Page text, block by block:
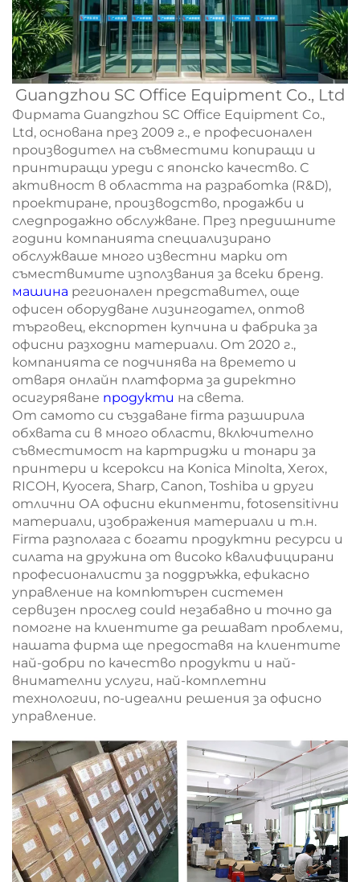
Guangzhou SC Office Equipment Co., Ltd
Фирмата Guangzhou SC Office Equipment Co.,
Ltd, основана през 2009 г., е професионален
производител на съвместими копиращи и
принтиращи уреди с японско качество. С
активност в областта на разработка (R&D),
проектиране, производство, продажби и
следпродажно обслужване. През предишните
години компанията специализирано
обслужваше много известни марки от
съмествимите използвания за всеки бренд.
машина регионален представител, още
офисен оборудване лизингодател, оптов
търговец, експортен купчина и фабрика за
офисни разходни материали. От 2020 г.,
компанията се подчинява на времето и
отваря онлайн платформа за директно
осигуряване продукти на света.
От самото си създаване firma разширила
обхвата си в много области, включително
съвместимост на картриджи и тонари за
принтери и ксерокси на Konica Minolta, Xerox,
RICOH, Kyocera, Sharp, Canon, Toshiba и други
отлични ОА офисни екипменти, fotosensitivни
материали, изображения материали и т.н.
Firma разполага с богати продуктни ресурси и
силата на дружина от високо квалифицирани
професионалисти за поддръжка, ефикасно
управление на компютърен системен
сервизен прослед could незабавно и точно да
помогне на клиентите да решават проблеми,
нашата фирма ще предоставя на клиентите
най-добри по качество продукти и най-
внимателни услуги, най-комплетни
технологии, по-идеални решения за офисно
управление.